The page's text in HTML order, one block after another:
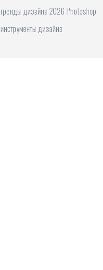
тренды дизайна 2026 Photoshop
инструменты дизайна